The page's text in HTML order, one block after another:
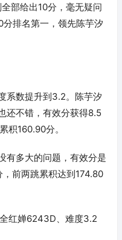
部给出10分，毫无疑问
排名第一，领先陈芋汐
系数提升到3.2。陈芋汐
还不错，有效分获得8.5
积160.90分。
有多大的问题，有效分是
前两跳累积达到174.80
红婵6243D、难度3.2